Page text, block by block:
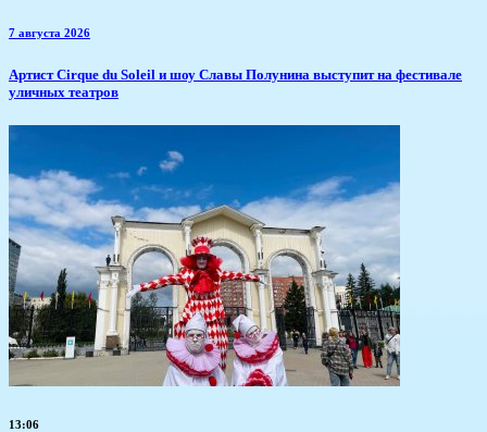
7 августа 2026
Артист Cirque du Soleil и шоу Славы Полунина выступит на фестивале
уличных театров
13:06